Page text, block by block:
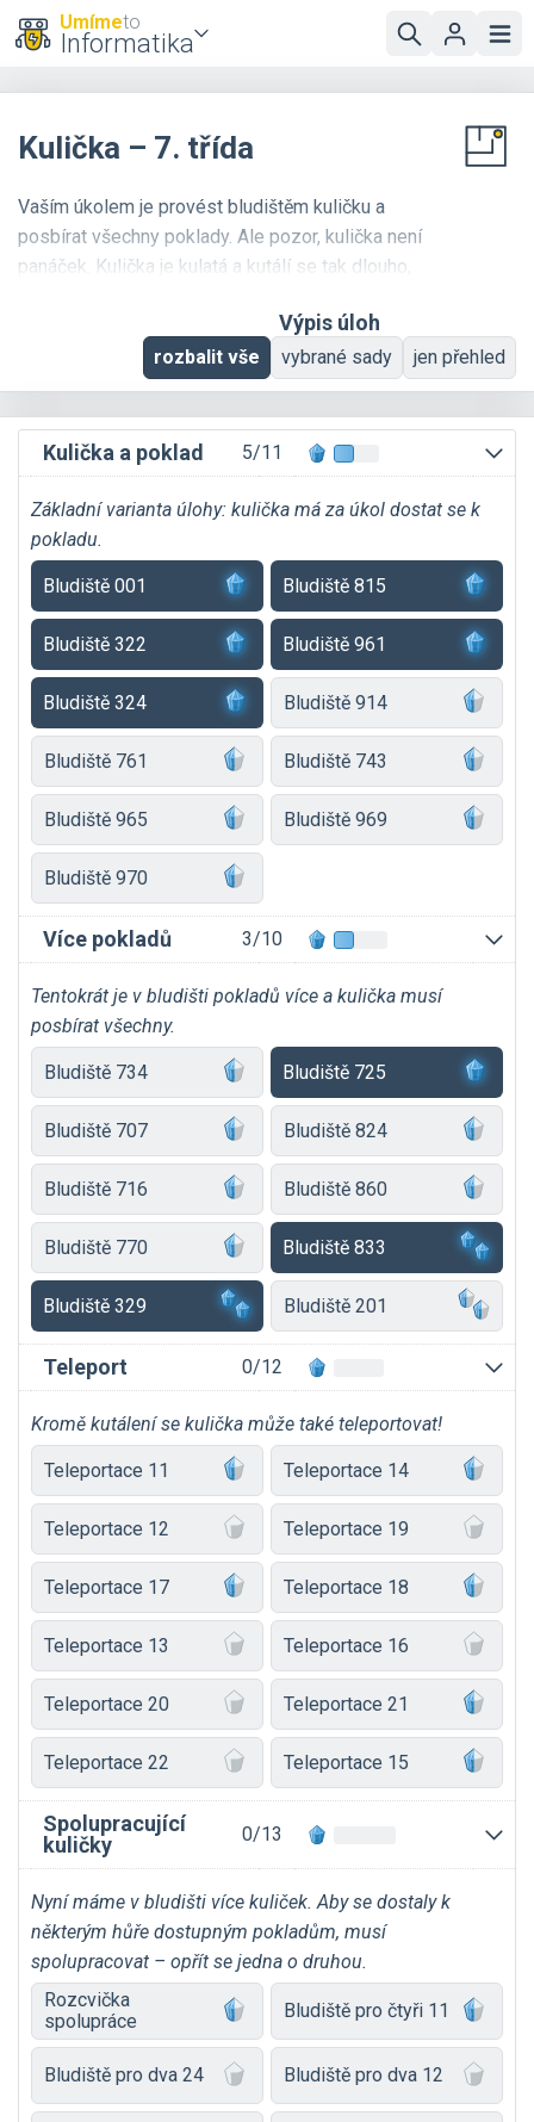
Umímeto
Informatika
Kulička – 7. třída
Vaším úkolem je provést bludištěm kuličku a
posbírat všechny poklady. Ale pozor, kulička není
panáček. Kulička je kulatá a kutálí se tak dlouho,
Výpis úloh
rozbalit vše vybrané sady jen přehled
Kulička a poklad 5/11
Základní varianta úlohy: kulička má za úkol dostat se k
pokladu.
Bludiště 001 Bludiště 815
Bludiště 322 Bludiště 961
Bludiště 324 Bludiště 914
Bludiště 761 Bludiště 743
Bludiště 965 Bludiště 969
Bludiště 970
Více pokladů 3/10
Tentokrát je v bludišti pokladů více a kulička musí
posbírat všechny.
Bludiště 734 Bludiště 725
Bludiště 707 Bludiště 824
Bludiště 716 Bludiště 860
Bludiště 770 Bludiště 833
Bludiště 329 Bludiště 201
Teleport 0/12
Kromě kutálení se kulička může také teleportovat!
Teleportace 11 Teleportace 14
Teleportace 12 Teleportace 19
Teleportace 17 Teleportace 18
Teleportace 13 Teleportace 16
Teleportace 20 Teleportace 21
Teleportace 22 Teleportace 15
Spolupracující
kuličky
0/13
Nyní máme v bludišti více kuliček. Aby se dostaly k
některým hůře dostupným pokladům, musí
spolupracovat – opřít se jedna o druhou.⁠⁠⁠⁠⁠⁠
Rozcvička
spolupráce
Bludiště pro čtyři 11
Bludiště pro dva 24 Bludiště pro dva 12